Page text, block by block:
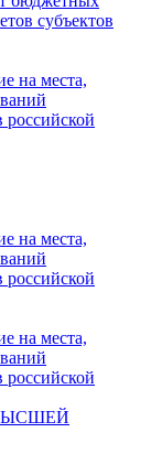
субъектов
на места,
российской
на места,
российской
на места,
российской